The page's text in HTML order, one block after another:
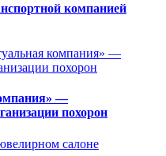
компанией
—
похорон